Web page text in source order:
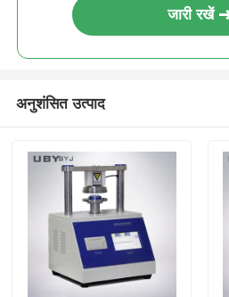
जारी रखें
अनुशंसित उत्पाद